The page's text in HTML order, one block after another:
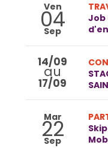
Ven
04
Sep
Job
14/09
au
17/09
Mar
22
Sep